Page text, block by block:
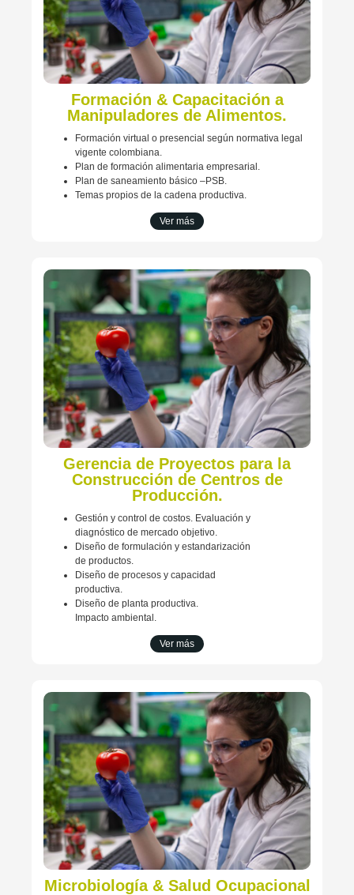
Formación & Capacitación a
Manipuladores de Alimentos.
Formación virtual o presencial según normativa legal
vigente colombiana.
Plan de formación alimentaria empresarial.
Plan de saneamiento básico –PSB.
Temas propios de la cadena productiva.
Ver más
Gerencia de Proyectos para la
Construcción de Centros de
Producción.
Gestión y control de costos. Evaluación y
diagnóstico de mercado objetivo.
Diseño de formulación y estandarización
de productos.
Diseño de procesos y capacidad
productiva.
Diseño de planta productiva.
Impacto ambiental.
Ver más
Microbiología & Salud Ocupacional